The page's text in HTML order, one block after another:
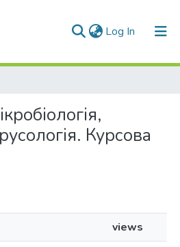
Log In (current)
Курсова
views